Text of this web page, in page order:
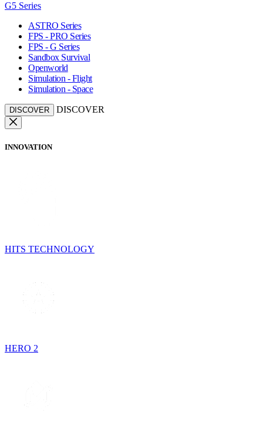
G5 Series
ASTRO Series
FPS - PRO Series
FPS - G Series
Sandbox Survival
Openworld
Simulation - Flight
Simulation - Space
DISCOVER DISCOVER
INNOVATION
HITS TECHNOLOGY
HERO 2